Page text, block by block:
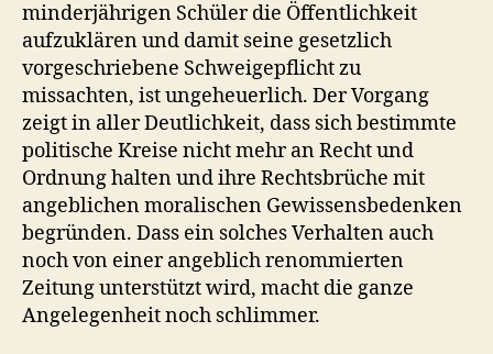
minderjährigen Schüler die Öffentlichkeit
aufzuklären und damit seine gesetzlich
vorgeschriebene Schweigepflicht zu
missachten, ist ungeheuerlich. Der Vorgang
zeigt in aller Deutlichkeit, dass sich bestimmte
politische Kreise nicht mehr an Recht und
Ordnung halten und ihre Rechtsbrüche mit
angeblichen moralischen Gewissensbedenken
begründen. Dass ein solches Verhalten auch
noch von einer angeblich renommierten
Zeitung unterstützt wird, macht die ganze
Angelegenheit noch schlimmer.